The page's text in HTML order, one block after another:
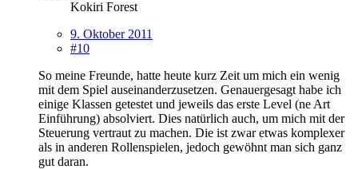
Kokiri Forest
9. Oktober 2011
#10
So meine Freunde, hatte heute kurz Zeit um mich ein wenig
mit dem Spiel auseinanderzusetzen. Genauergesagt habe ich
einige Klassen getestet und jeweils das erste Level (ne Art
Einführung) absolviert. Dies natürlich auch, um mich mit der
Steuerung vertraut zu machen. Die ist zwar etwas komplexer
als in anderen Rollenspielen, jedoch gewöhnt man sich ganz
gut daran.